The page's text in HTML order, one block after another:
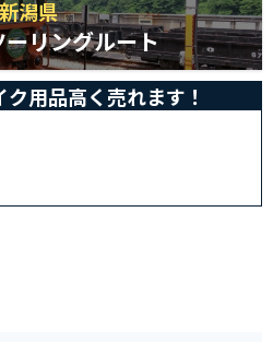
新潟県
リングルート
用品高く売れます！